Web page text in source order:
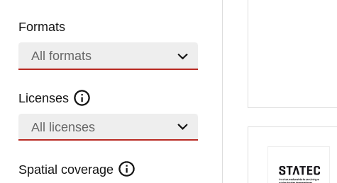
Formats
All formats
Licenses
All licenses
Spatial coverage